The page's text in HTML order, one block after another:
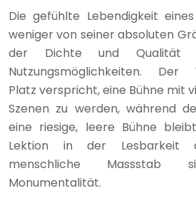
Die gefühlte Lebendigkeit
weniger von seiner absoluten
der Dichte und Qualität
Nutzungsmöglichkeiten. Der
Platz verspricht, eine Bühne mit
Szenen zu werden, während
eine riesige, leere Bühne
Lektion in der Lesbarkeit
menschliche
Monumentalität.